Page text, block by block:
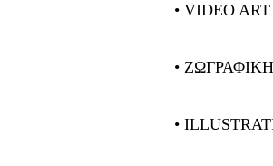
• VIDEO
• ΖΩΓΡΑΦΙΚΗ
•